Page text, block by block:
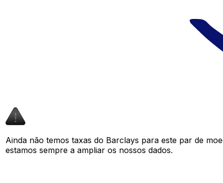
Ainda não temos taxas do Barclays para este par de
estamos sempre a ampliar os nossos dados.